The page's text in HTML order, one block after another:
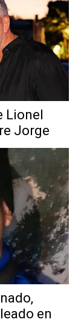
Lionel
Jorge
en